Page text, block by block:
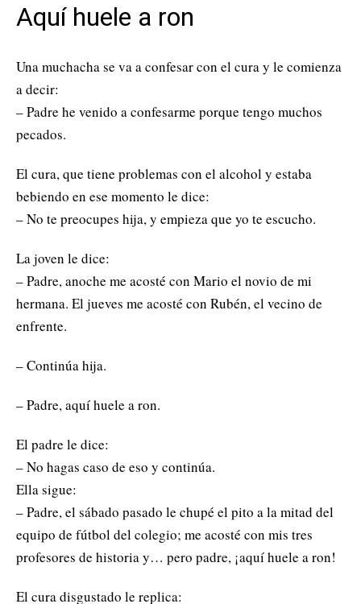
Aquí huele a ron
Una muchacha se va a confesar con el cura y le comienza
a decir:
– Padre he venido a confesarme porque tengo muchos
pecados.
El cura, que tiene problemas con el alcohol y estaba
bebiendo en ese momento le dice:
– No te preocupes hija, y empieza que yo te escucho.
La joven le dice:
– Padre, anoche me acosté con Mario el novio de mi
hermana. El jueves me acosté con Rubén, el vecino de
enfrente.
– Continúa hija.
– Padre, aquí huele a ron.
El padre le dice:
– No hagas caso de eso y continúa.
Ella sigue:
– Padre, el sábado pasado le chupé el pito a la mitad del
equipo de fútbol del colegio; me acosté con mis tres
profesores de historia y… pero padre, ¡aquí huele a ron!
El cura disgustado le replica: